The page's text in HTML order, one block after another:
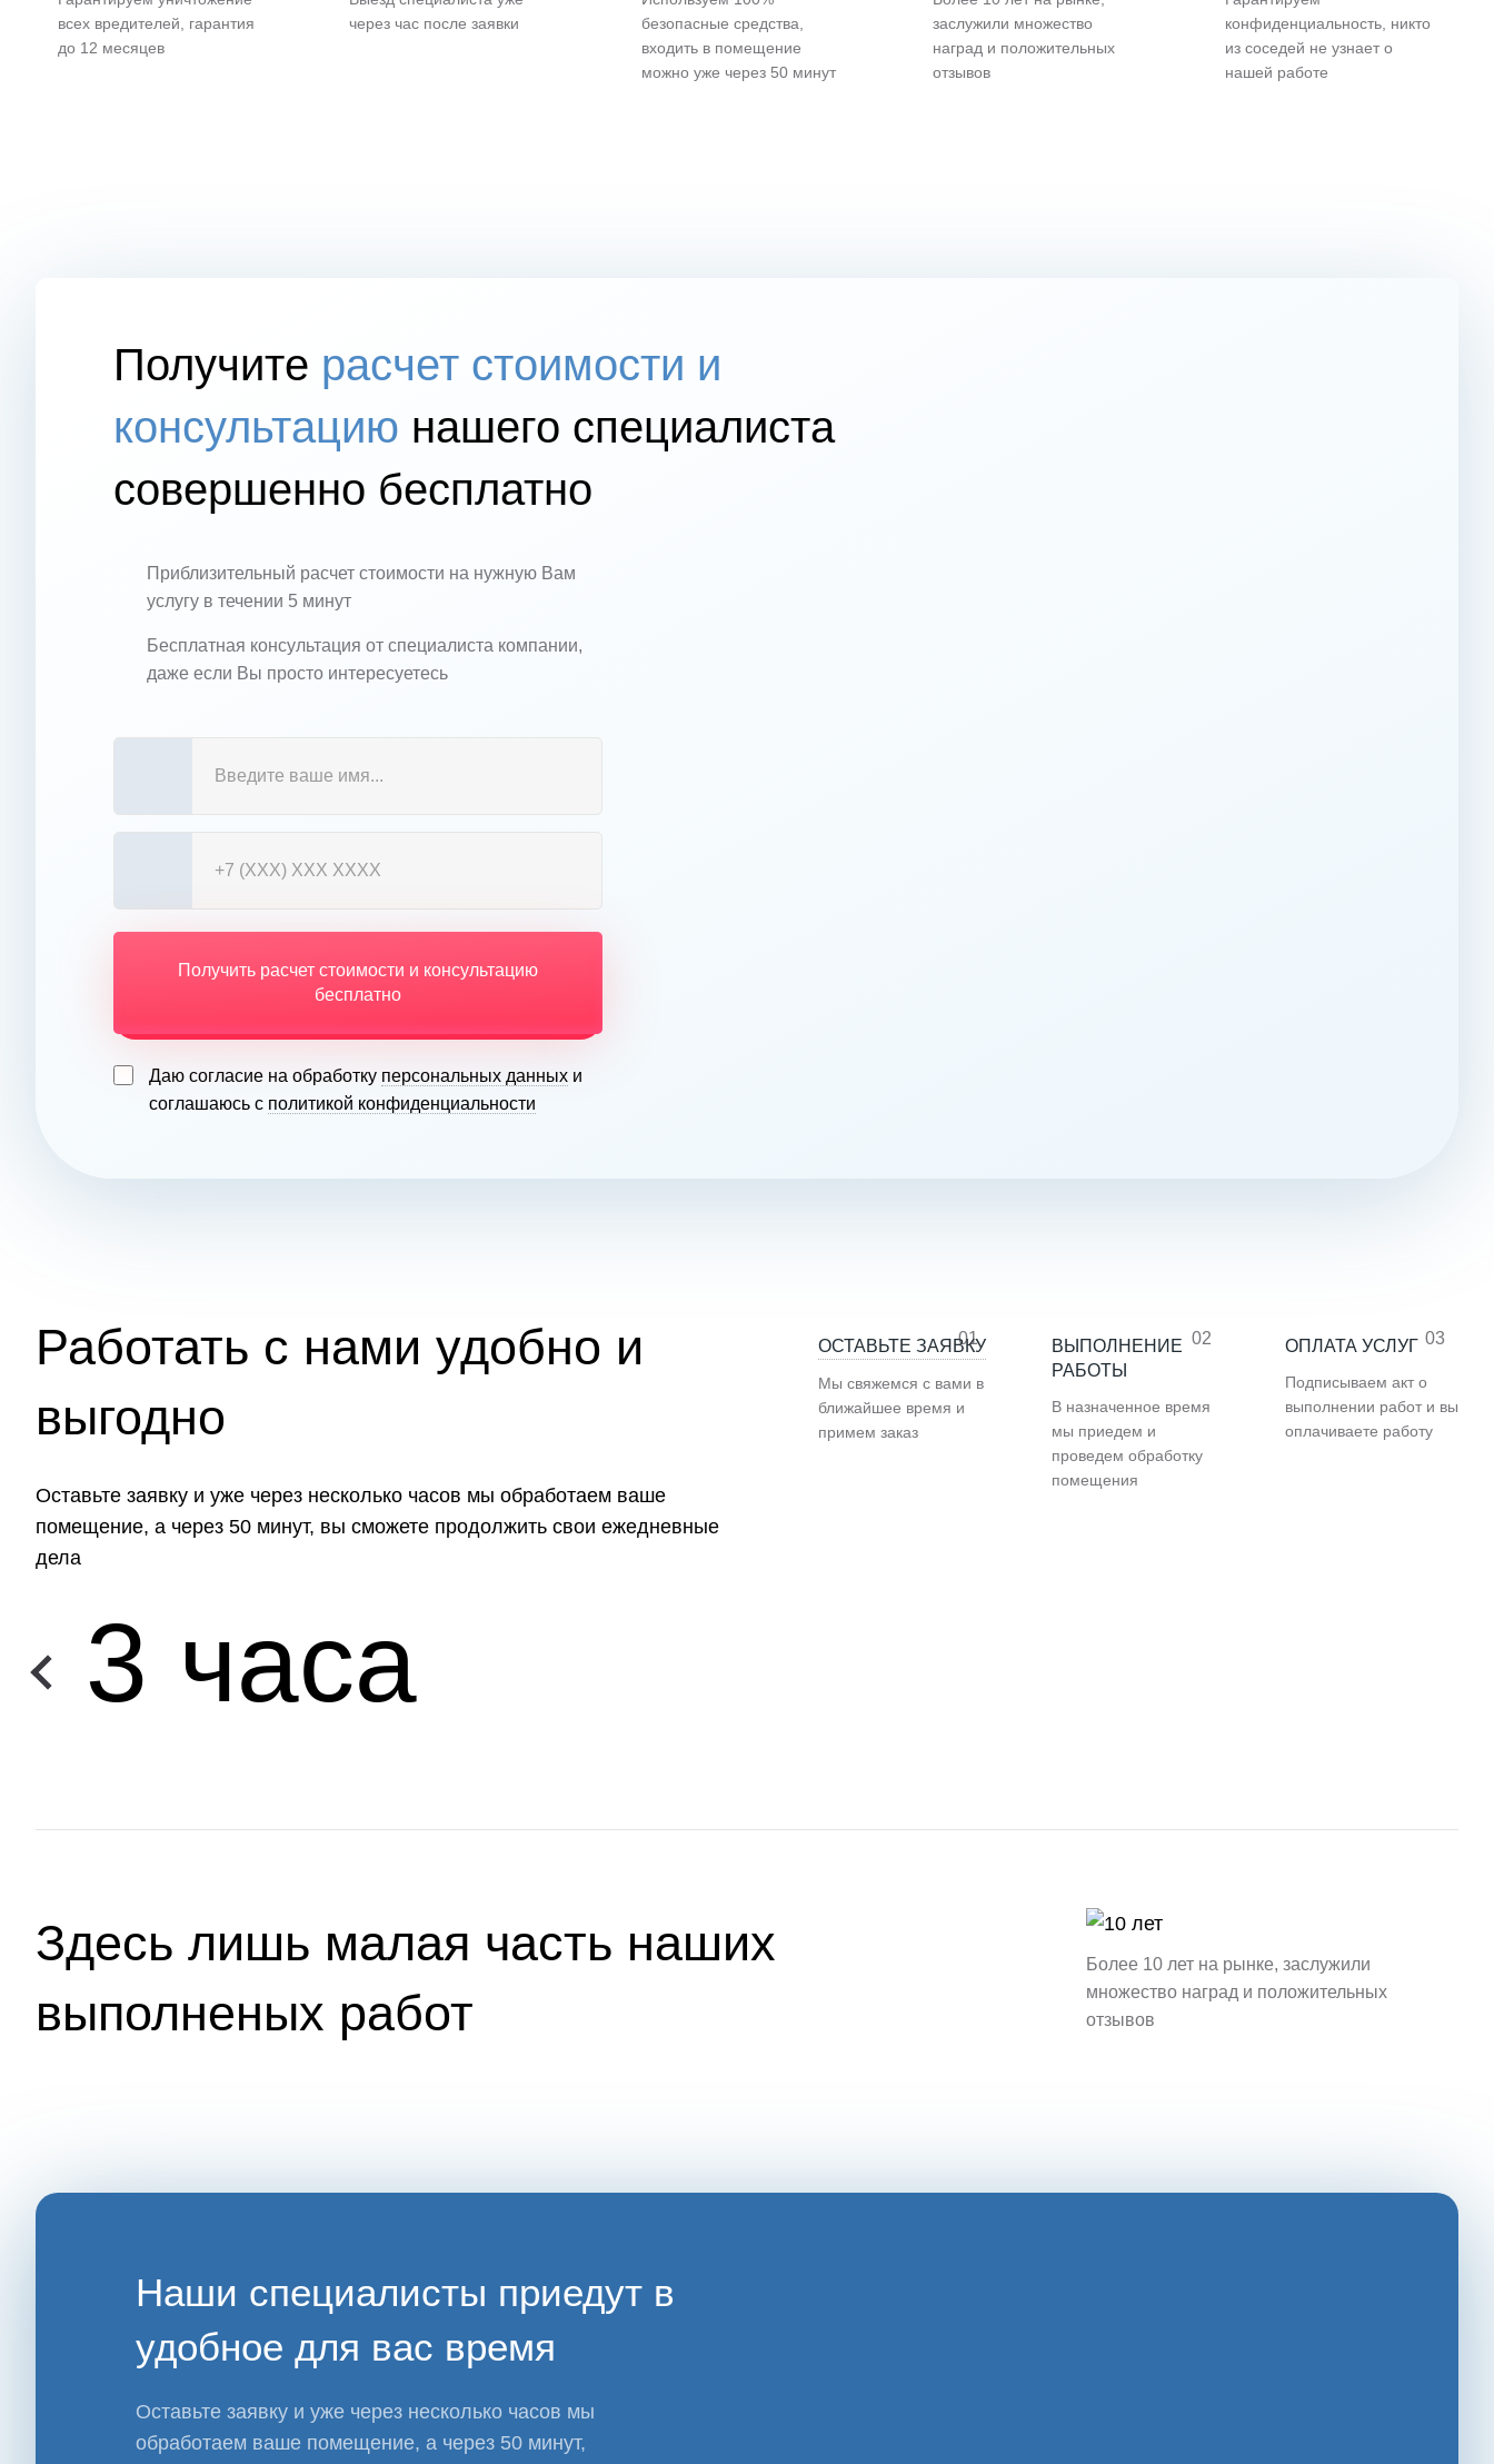
всех вредителей, гарантия
до 12 месяцев
через час после заявки
безопасные средства,
входить в помещение
можно уже через 50 минут
заслужили множество
наград и положительных
отзывов
конфиденциальность, никто
из соседей не узнает о
нашей работе
Получите расчет стоимости и
консультацию нашего специалиста
совершенно бесплатно
Приблизительный расчет стоимости на нужную Вам
услугу в течении 5 минут
Бесплатная консультация от специалиста компании,
даже если Вы просто интересуетесь
Получить расчет стоимости и консультацию
бесплатно
Даю согласие на обработку персональных данных и
соглашаюсь с политикой конфиденциальности
Работать с нами удобно и
выгодно
Оставьте заявку и уже через несколько часов мы обработаем ваше
помещение, а через 50 минут, вы сможете продолжить свои ежедневные
дела
3 часа
01
ОСТАВЬТЕ ЗАЯВКУ
Мы свяжемся с вами в
ближайшее время и
примем заказ
02
ВЫПОЛНЕНИЕ
РАБОТЫ
В назначенное время
мы приедем и
проведем обработку
помещения
03
ОПЛАТА УСЛУГ
Подписываем акт о
выполнении работ и вы
оплачиваете работу
Здесь лишь малая часть наших
выполненых работ
Более 10 лет на рынке, заслужили
множество наград и положительных
отзывов
Наши специалисты приедут в
удобное для вас время
Оставьте заявку и уже через несколько часов мы
обработаем ваше помещение, а через 50 минут,